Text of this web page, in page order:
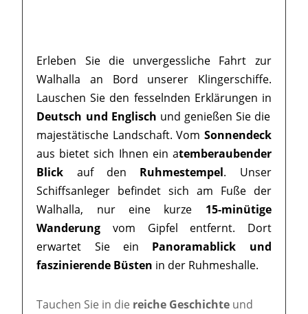
Erleben Sie die unvergessliche Fahrt zur
Walhalla an Bord unserer Klingerschiffe.
Lauschen Sie den fesselnden Erklärungen in
Deutsch und Englisch und genießen Sie die
majestätische Landschaft. Vom Sonnendeck
aus bietet sich Ihnen ein atemberaubender
Blick auf den Ruhmestempel. Unser
Schiffsanleger befindet sich am Fuße der
Walhalla, nur eine kurze 15-minütige
Wanderung vom Gipfel entfernt. Dort
erwartet Sie ein Panoramablick und
faszinierende Büsten in der Ruhmeshalle.
Tauchen Sie in die reiche Geschichte und